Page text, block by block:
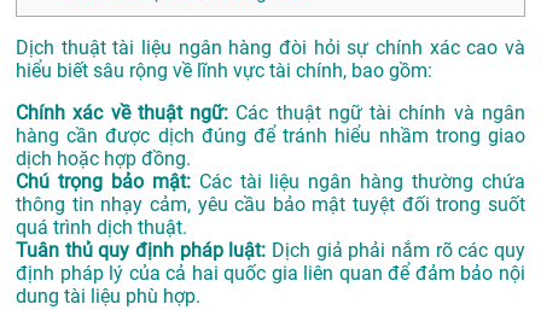
Dịch thuật tài liệu ngân hàng đòi hỏi sự chính xác cao và
hiểu biết sâu rộng về lĩnh vực tài chính, bao gồm:
Chính xác về thuật ngữ: Các thuật ngữ tài chính và ngân
hàng cần được dịch đúng để tránh hiểu nhầm trong giao
dịch hoặc hợp đồng.
Chú trọng bảo mật:Các tài liệu ngân hàng thường chứa
thông tin nhạy cảm, yêu cầu bảo mật tuyệt đối trong suốt
quá trình dịch thuật.
Tuân thủ quy định pháp luật: Dịch giả phải nắm rõ các quy
định pháp lý của cả hai quốc gia liên quan để đảm bảo nội
dung tài liệu phù hợp.